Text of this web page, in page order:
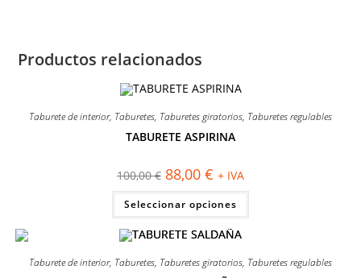
Productos relacionados
Taburete de interior, Taburetes, Taburetes giratorios, Taburetes regulables
TABURETE ASPIRINA
100,00€ El
precio
original
era:
100,00 €.
88,00 € El
precio
actual
es:
88,00 €.
+ IVA
Seleccionar opciones
Este
tiene
opciones
Taburete de interior, Taburetes, Taburetes giratorios, Taburetes regulables